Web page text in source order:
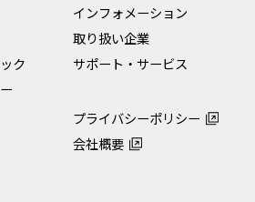
ク
インフォメーション
取り扱い企業
サポート・サービス
プライバシーポリシー
会社概要